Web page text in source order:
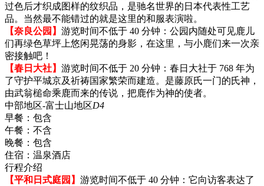
过色后才织成图样的纹织品，是驰名世界的日本代表性工艺
品。当然最不能错过的就是这里的和服表演啦。
【奈良公园】 游览时间不低于 40 分钟：公园内随处可见鹿儿
们再绿色草坪上悠闲晃荡的身影，在这里，与小鹿们来一次亲
密接触吧！
【春日大社】 游览时间不低于 20 分钟：春日大社于 768 年为
了守护平城京及祈祷国家繁荣而建造。是藤原氏一门的氏神，
由武翁槌命乘鹿而来的传说，把鹿作为神的使者。
中部地区-富士山地区D4
早餐： 包含
午餐： 不含
晚餐： 包含
住宿： 温泉酒店
行程介绍
【平和日式庭园】 游览时间不低于 40 分钟：它向访客表达了